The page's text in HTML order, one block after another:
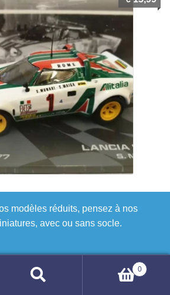
modèles réduits, pensez à nos
avec ou sans socle.
0